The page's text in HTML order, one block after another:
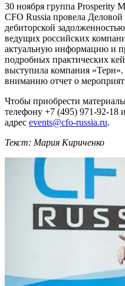
30 ноября группа Prosperity
CFO Russia провела Деловой
дебиторской
ведущих российских
актуальную информацию и
подробных практических
выступила компания
вниманию отчет о
Чтобы приобрести
телефону +7 (495) 971-92-
адрес events@cfo-russia.ru.
Текст: Мария Кириченко